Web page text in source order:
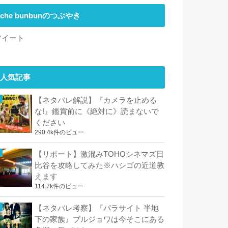
che bunbunのつぶやき
ート
人気記事
【ネタバレ解説】『カメラを止める
な!』鑑賞前に《絶対に》読まないで
ください
290.4k件のビュー
【リポート】激混みTOHOシネマズ日
比谷を攻略してみた※ハシゴの近道教
えます
114.7k件のビュー
【ネタバレ考察】『パラサイト 半地
下の家族』ブルジョワは今そこにある